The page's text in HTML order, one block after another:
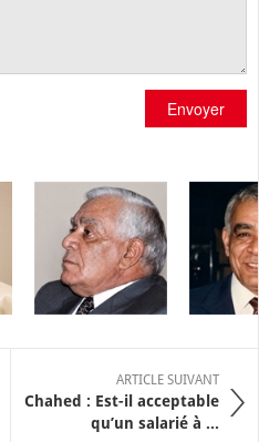
Envoyer
ARTICLE SUIVANT
Chahed : Est-il acceptable
qu’un salarié à ...